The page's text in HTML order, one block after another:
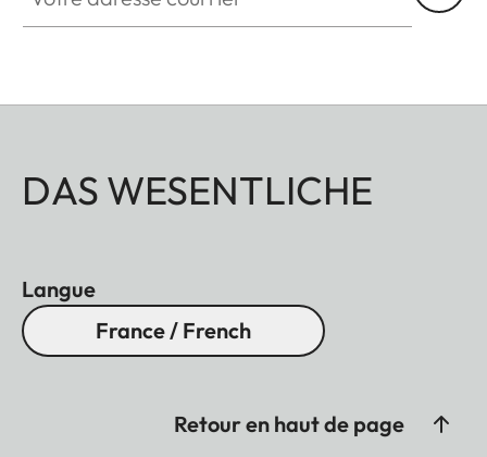
DAS WESENTLICHE
Langue
France / French
Retour en haut de page